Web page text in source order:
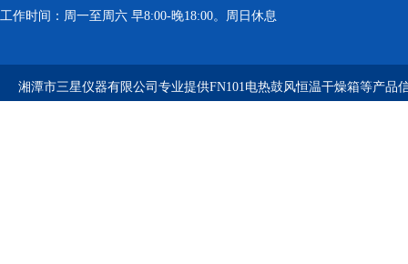
工作时间：周一至周六 早8:00-晚18:00。周日休息
湘潭市三星仪器有限公司专业提供FN101电热鼓风恒温干燥箱等产品